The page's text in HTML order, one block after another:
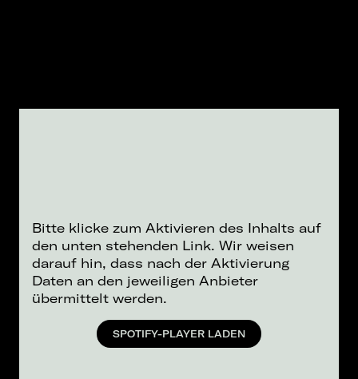
Bitte klicke zum Aktivieren des Inhalts auf
den unten stehenden Link. Wir weisen
darauf hin, dass nach der Aktivierung
Daten an den jeweiligen Anbieter
übermittelt werden.
SPOTIFY-PLAYER LADEN